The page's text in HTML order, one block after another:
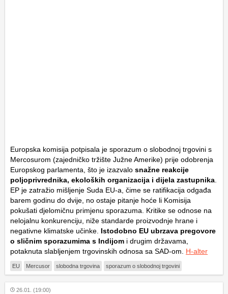
Europska komisija potpisala je sporazum o slobodnoj trgovini s
Mercosurom (zajedničko tržište Južne Amerike) prije odobrenja
Europskog parlamenta, što je izazvalo snažne reakcije
poljoprivrednika, ekoloških organizacija i dijela zastupnika
EP je zatražio mišljenje Suda EU-a, čime se ratifikacija odgađa
barem godinu do dvije, no ostaje pitanje hoće li Komisija
pokušati djelomičnu primjenu sporazuma. Kritike se odnose na
nelojalnu konkurenciju, niže standarde proizvodnje hrane i
negativne klimatske učinke. Istodobno EU ubrzava pregovore
o sličnim sporazumima s Indijom i drugim državama,
potaknuta slabljenjem trgovinskih odnosa sa SAD-om. H-alter
EU Mercusor slobodna trgovina sporazum o slobodnoj trgovini
26.01. (19:00)